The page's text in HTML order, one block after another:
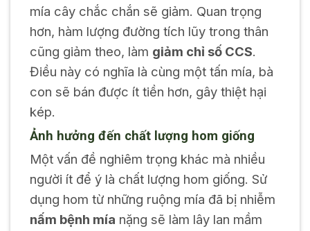
mía cây chắc chắn sẽ giảm. Quan trọng
hơn, hàm lượng đường tích lũy trong thân
cũng giảm theo, làm giảm chỉ số CCS.
Điều này có nghĩa là cùng một tấn mía, bà
con sẽ bán được ít tiền hơn, gây thiệt hại
kép.
Ảnh hưởng đến chất lượng hom giống
Một vấn đề nghiêm trọng khác mà nhiều
người ít để ý là chất lượng hom giống. Sử
nấm bệnh mía nặng sẽ làm lây lan mầm